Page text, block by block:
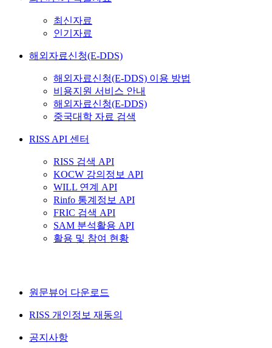
최신자료
인기자료
해외자료신청(E-DDS)
해외자료신청(E-DDS) 이용 방법
비용지원 서비스 안내
해외자료신청(E-DDS)
중국대학 자료 검색
RISS API 센터
RISS 검색 API
KOCW 강의정보 API
WILL 연계 API
Rinfo 통계정보 API
FRIC 검색 API
SAM 분석활용 API
활용 및 참여 현황
원문뷰어 다운로드
RISS 개인정보 재동의
공지사항